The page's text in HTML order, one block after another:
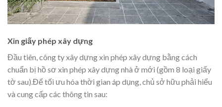
Xin giấy phép xây dựng
Đầu tiên, công ty xây dựng xin phép xây dựng bằng cách
chuẩn bị hồ sơ xin phép xây dựng nhà ở mới (gồm 8 loại giấy
tờ sau).Để tối ưu hóa thời gian áp dụng, chủ sở hữu phải hiểu
và cung cấp các thông tin sau: